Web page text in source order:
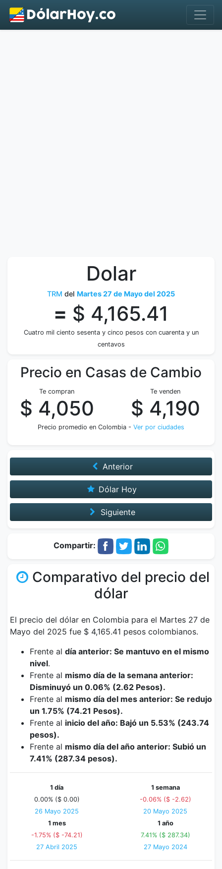
Dolar
TRM del Martes 27 de Mayo del 2025
= $ 4,165.41
Cuatro mil ciento sesenta y cinco pesos con cuarenta y un
centavos
Precio en Casas de Cambio
Te compran
$ 4,050
Te venden
$ 4,190
Precio promedio en Colombia - Ver por ciudades
Anterior
Dólar Hoy
Siguiente
Compartir:
Comparativo del precio del
dólar
El precio del dólar en Colombia para el Martes 27 de
Mayo del 2025 fue $ 4,165.41 pesos colombianos.
Frente al día anterior: Se mantuvo en el mismo
nivel.
Frente al mismo día de la semana anterior:
Disminuyó un 0.06% (2.62 Pesos).
Frente al mismo día del mes anterior: Se redujo
un 1.75% (74.21 Pesos).
Frente al inicio del año: Bajó un 5.53% (243.74
pesos).
Frente al mismo día del año anterior: Subió un
7.41% (287.34 pesos).
1 día
0.00% ($ 0.00)
26 Mayo 2025
1 semana
-0.06% ($ -2.62)
20 Mayo 2025
1 mes
-1.75% ($ -74.21)
27 Abril 2025
1 año
7.41% ($ 287.34)
27 Mayo 2024